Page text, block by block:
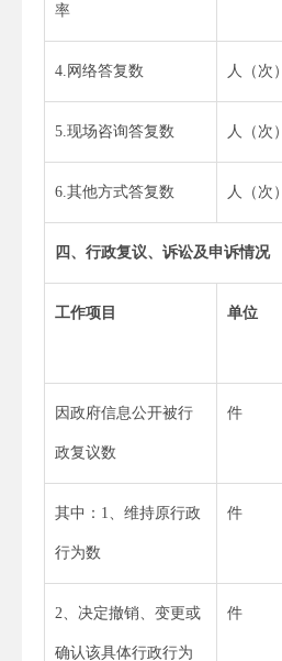
率
4.网络答复数 人（次）
5.现场咨询答复数 人（次）
6.其他方式答复数 人（次）
四、行政复议、诉讼及申诉情况
工作项目 单位
因政府信息公开被行
政复议数
件
其中：1、维持原行政
行为数
件
2、决定撤销、变更或
确认该具体行政行为
件